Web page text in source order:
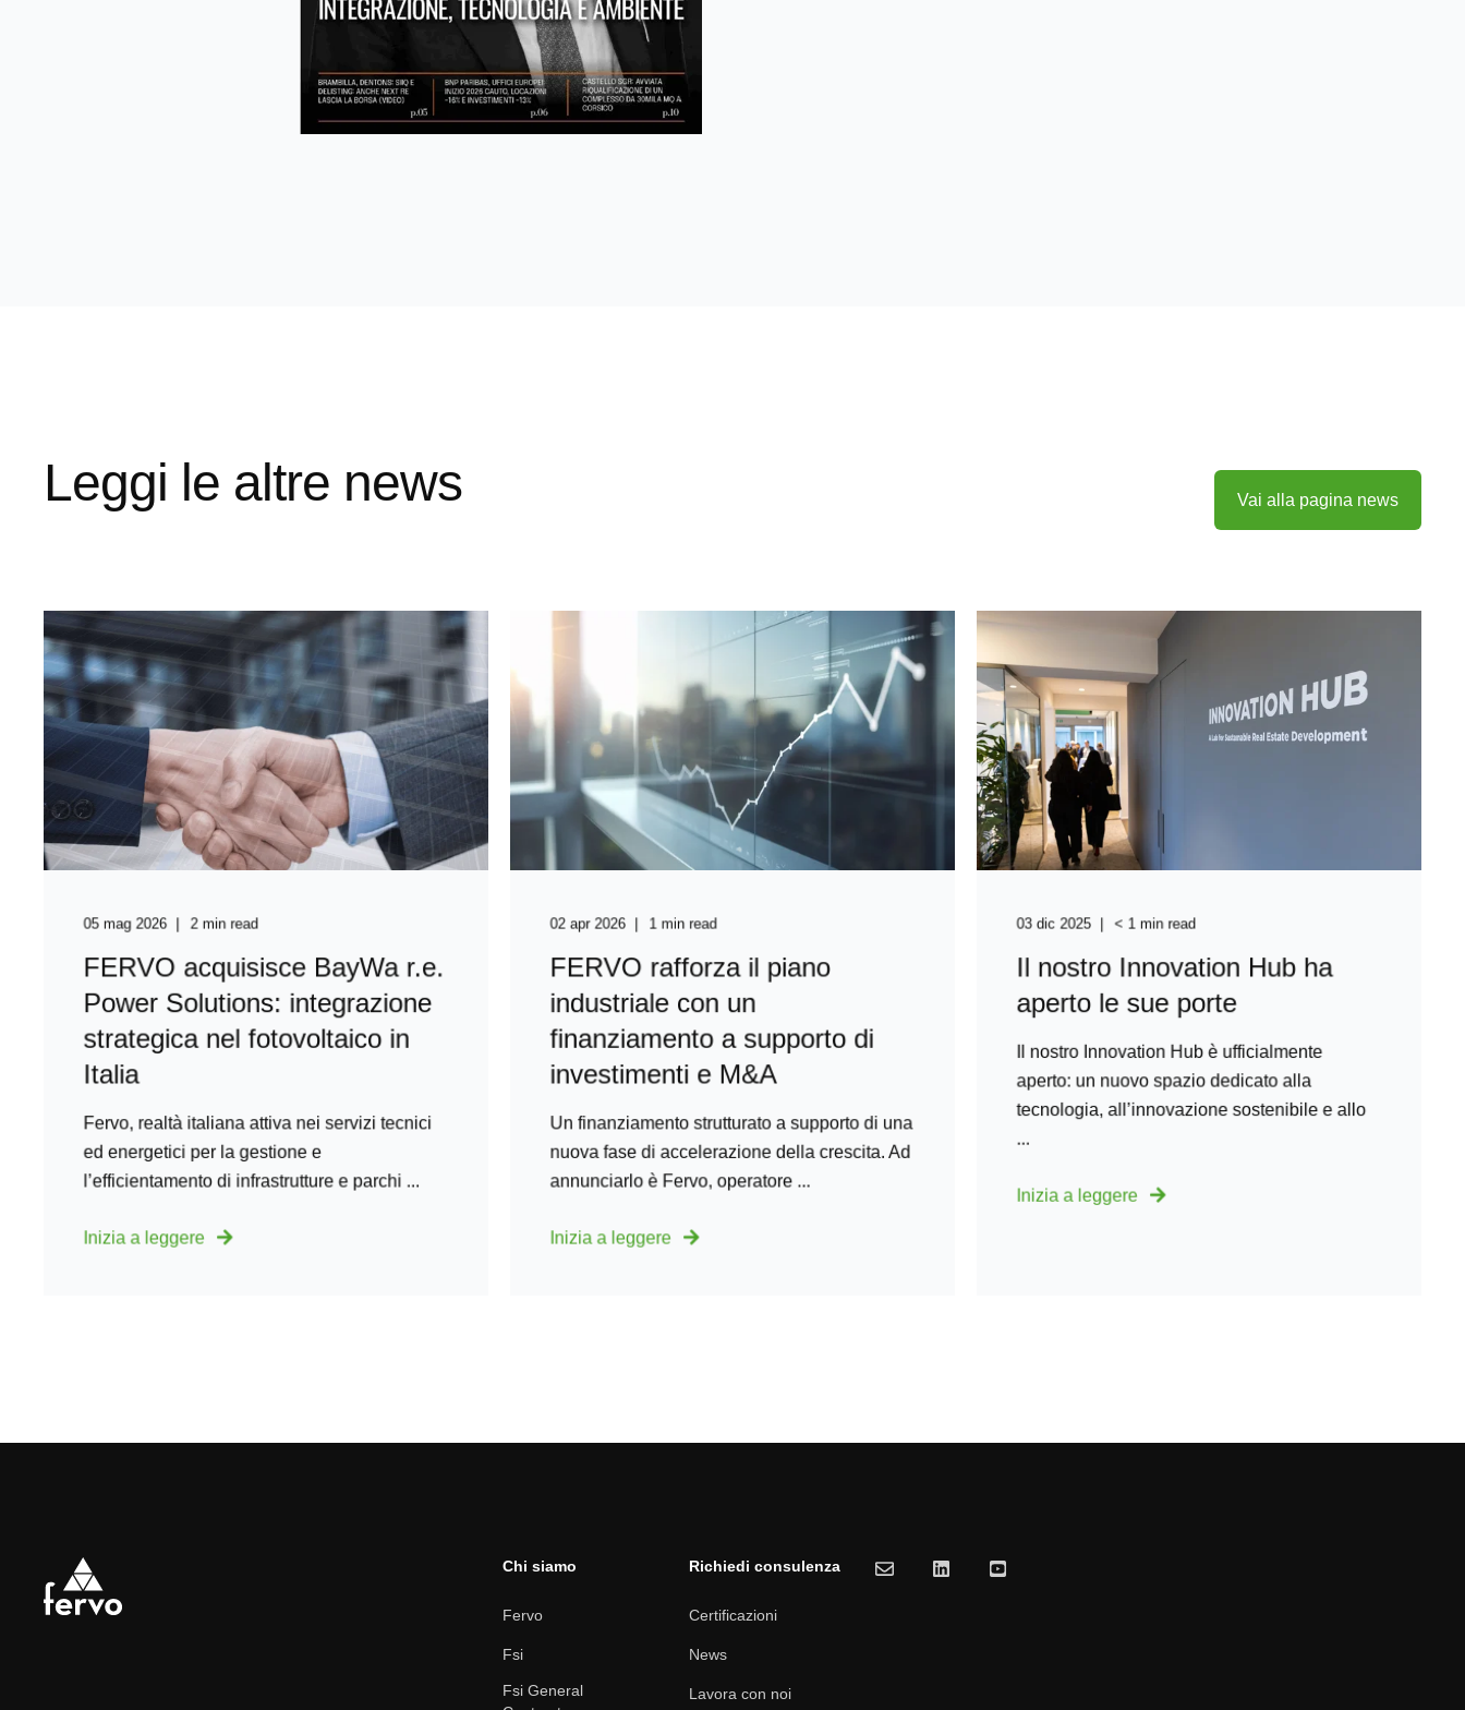
Leggi le altre news Vai alla pagina news
05 mag 2026 2 min read
FERVO acquisisce BayWa r.e.
Power Solutions: integrazione
strategica nel fotovoltaico in
Italia
Fervo, realtà italiana attiva nei servizi tecnici
ed energetici per la gestione e
l’efficientamento di infrastrutture e parchi ...
Inizia a leggere
02 apr 2026 1 min read
FERVO rafforza il piano
industriale con un
finanziamento a supporto di
investimenti e M&A
Un finanziamento strutturato a supporto di una
nuova fase di accelerazione della crescita. Ad
annunciarlo è Fervo, operatore ...
Inizia a leggere
03 dic 2025 < 1 min read
Il nostro Innovation Hub ha
aperto le sue porte
Il nostro Innovation Hub è ufficialmente
aperto: un nuovo spazio dedicato alla
tecnologia, all’innovazione sostenibile e allo
...
Inizia a leggere
Chi siamo
Fervo
Fsi
Fsi General
Richiedi consulenza
Certificazioni
News
Lavora con noi